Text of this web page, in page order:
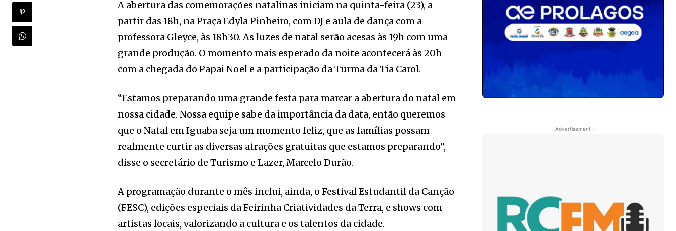
A abertura das comemorações natalinas iniciam na quinta-feira (23), a
partir das 18h, na Praça Edyla Pinheiro, com DJ e aula de dança com a
professora Gleyce, às 18h30. As luzes de natal serão acesas às 19h com uma
grande produção. O momento mais esperado da noite acontecerá às 20h
com a chegada do Papai Noel e a participação da Turma da Tia Carol.
“Estamos preparando uma grande festa para marcar a abertura do natal em
nossa cidade. Nossa equipe sabe da importância da data, então queremos
que o Natal em Iguaba seja um momento feliz, que as famílias possam
realmente curtir as diversas atrações gratuitas que estamos preparando”,
disse o secretário de Turismo e Lazer, Marcelo Durão.
A programação durante o mês inclui, ainda, o Festival Estudantil da Canção
(FESC), edições especiais da Feirinha Criatividades da Terra, e shows com
artistas locais, valorizando a cultura e os talentos da cidade.
- Advertisement -